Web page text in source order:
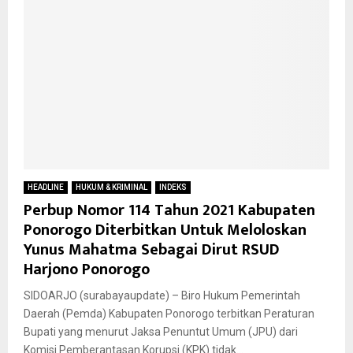
HEADLINE HUKUM & KRIMINAL INDEKS
Perbup Nomor 114 Tahun 2021 Kabupaten
Ponorogo Diterbitkan Untuk Meloloskan
Yunus Mahatma Sebagai Dirut RSUD
Harjono Ponorogo
SIDOARJO (surabayaupdate) – Biro Hukum Pemerintah
Daerah (Pemda) Kabupaten Ponorogo terbitkan Peraturan
Bupati yang menurut Jaksa Penuntut Umum (JPU) dari
Komisi Pemberantasan Korupsi (KPK) tidak...